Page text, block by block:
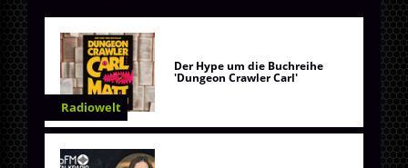
Radiowelt
Der Hype um die Buchreihe
'Dungeon Crawler Carl'